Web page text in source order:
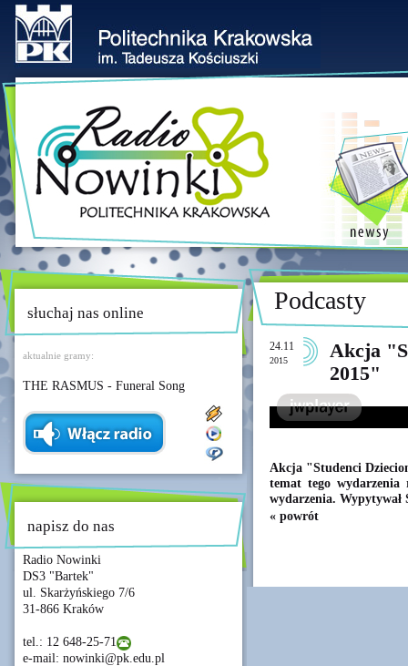
słuchaj nas online
aktualnie gramy:
THE RASMUS - Funeral Song
napisz do nas
Radio Nowinki
DS3 "Bartek"
ul. Skarżyńskiego 7/6
31-866 Kraków
tel.: 12 648-25-71
e-mail: nowinki@pk.edu.pl
Podcasty
24.11
2015
Akcja
2015"
Akcja "Studenci
temat tego
wydarzenia. Wypytywał
« powrót